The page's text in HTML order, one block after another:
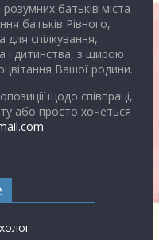
батьків міста
батьків Рівного,
спілкування,
і дитинства, з щирою
Вашої родини.
щодо співпраці,
або просто хочеться